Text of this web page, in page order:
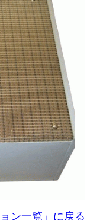
ン一覧」に戻る